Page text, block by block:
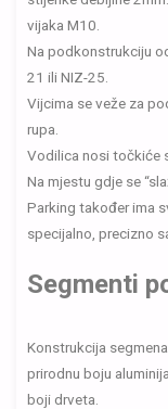
vijaka M10.
Na podkonstrukciju
21 ili NIZ-25.
Vijcima se veže za
rupa.
Vodilica nosi točkiće
Na mjestu gdje se
Parking također ima
specijalno, precizno
Segmenti
Konstrukcija
prirodnu boju
boji drveta.